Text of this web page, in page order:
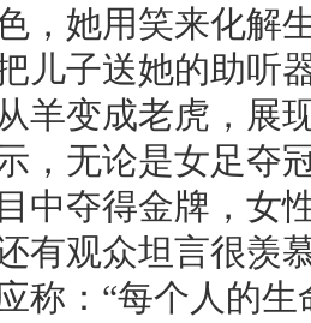
，她用笑来化解
儿子送她的助听
羊变成老虎，展
，无论是女足夺
中夺得金牌，女
有观众坦言很羡
称：“每个人的